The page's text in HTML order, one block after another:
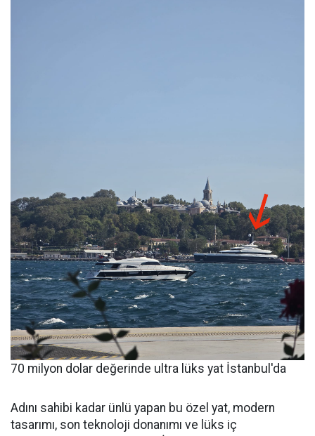
70 milyon dolar değerinde ultra lüks yat İstanbul'da
Adını sahibi kadar ünlü yapan bu özel yat, modern
tasarımı, son teknoloji donanımı ve lüks iç